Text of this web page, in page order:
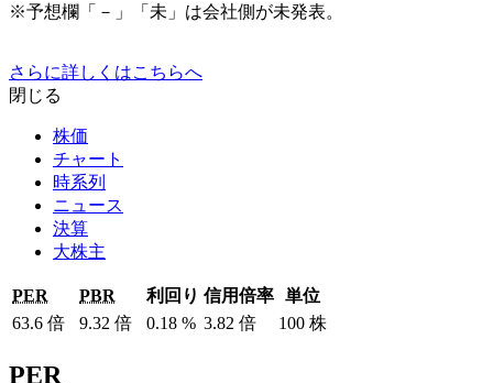
※予想欄「－」「未」は会社側が未発表。
さらに詳しくはこちらへ
閉じる
株価
チャート
時系列
ニュース
決算
大株主
PER PBR 利回り 信用倍率 単位
63.6 倍 9.32 倍 0.18 % 3.82 倍 100 株
PER